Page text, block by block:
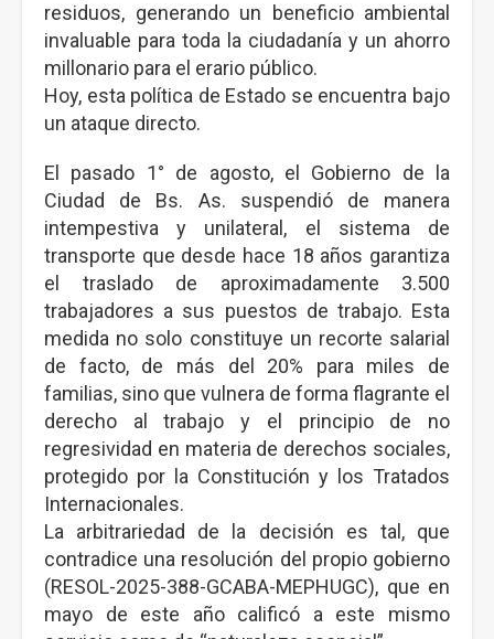
residuos, generando un beneficio ambiental
invaluable para toda la ciudadanía y un ahorro
millonario para el erario público.
Hoy, esta política de Estado se encuentra bajo
un ataque directo.
El pasado 1° de agosto, el Gobierno de la
Ciudad de Bs. As. suspendió de manera
intempestiva y unilateral, el sistema de
transporte que desde hace 18 años garantiza
el traslado de aproximadamente 3.500
trabajadores a sus puestos de trabajo. Esta
medida no solo constituye un recorte salarial
de facto, de más del 20% para miles de
familias, sino que vulnera de forma flagrante el
derecho al trabajo y el principio de no
regresividad en materia de derechos sociales,
protegido por la Constitución y los Tratados
Internacionales.
La arbitrariedad de la decisión es tal, que
contradice una resolución del propio gobierno
(RESOL-2025-388-GCABA-MEPHUGC), que en
mayo de este año calificó a este mismo